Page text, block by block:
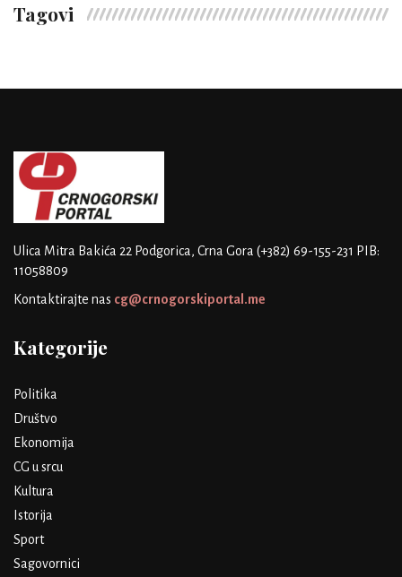
Tagovi
Ulica Mitra Bakića 22 Podgorica, Crna Gora (+382) 69-155-231 PIB:
11058809
Kontaktirajte nas cg@crnogorskiportal.me
Kategorije
Politika
Društvo
Ekonomija
CG u srcu
Kultura
Istorija
Sport
Sagovornici